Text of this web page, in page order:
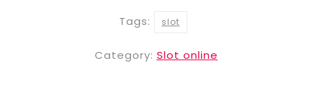
Tags:
slot
Category: Slot online